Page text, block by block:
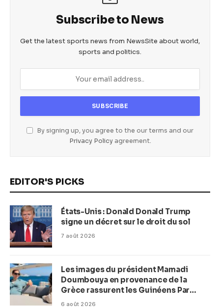
Subscribe to News
Get the latest sports news from NewsSite about world,
sports and politics.
By signing up, you agree to the our terms and our
Privacy Policyagreement.
EDITOR'S PICKS
États-Unis : Donald Donald Trump
signe un décret sur le droit du sol
7 août 2026
Les images du président Mamadi
Doumbouya en provenance de la
Grèce rassurent les Guinéens Par
(Macka Baldé)
6 août 2026